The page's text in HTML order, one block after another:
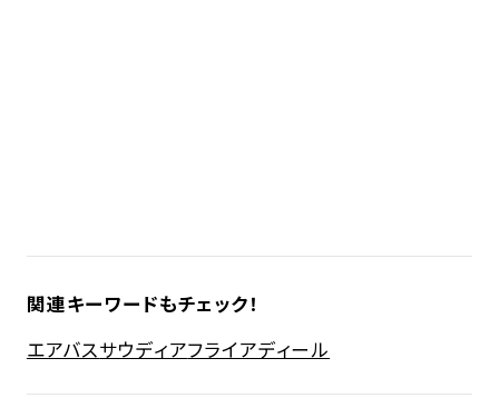
関連キーワードもチェック！
エアバスサウディアフライアディール